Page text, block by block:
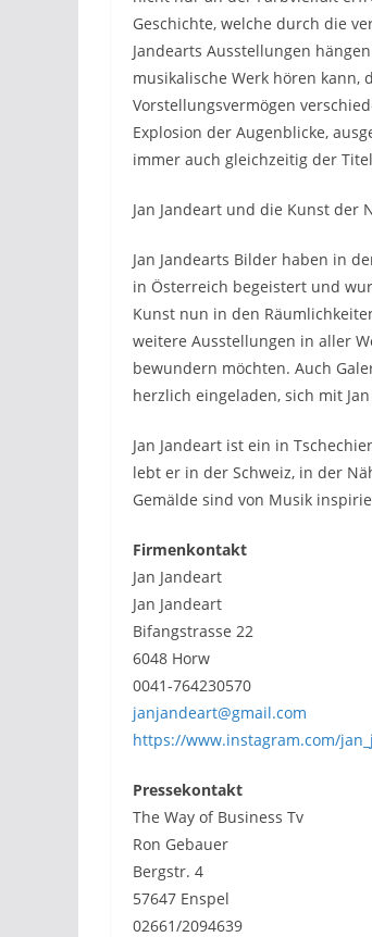
Geschichte, welche durch die
Jandearts Ausstellungen
musikalische Werk hören kann,
Vorstellungsvermögen
Explosion der Augenblicke,
immer auch gleichzeitig der
Jan Jandeart und die Kunst der
Jan Jandearts Bilder haben in
in Österreich begeistert und
Kunst nun in den
weitere Ausstellungen in aller
bewundern möchten. Auch
herzlich eingeladen, sich mit
Jan Jandeart ist ein in
lebt er in der Schweiz, in der
Gemälde sind von Musik
Firmenkontakt
Jan Jandeart
Jan Jandeart
Bifangstrasse 22
6048 Horw
0041-764230570
janjandeart@gmail.com
https://www.instagram.com/
Pressekontakt
The Way of Business Tv
Ron Gebauer
Bergstr. 4
57647 Enspel
02661/2094639